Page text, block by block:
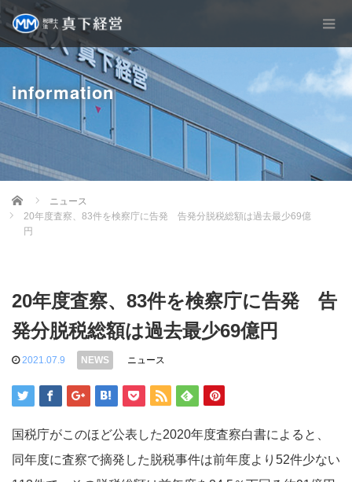
information
Home
ニュース
20年度査察、83件を検察庁に告発 告発分脱税総額は過去最少69億
円
20年度査察、83件を検察庁に告発 告
発分脱税総額は過去最少69億円
2021.07.9 ニュース
国税庁がこのほど公表した2020年度査察白書によると、
同年度に査察で摘発した脱税事件は前年度より52件少ない